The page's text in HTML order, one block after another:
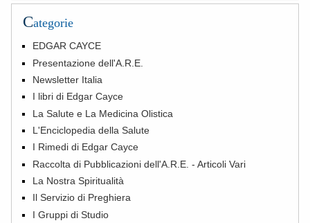
Categorie
EDGAR CAYCE
Presentazione dell'A.R.E.
Newsletter Italia
I libri di Edgar Cayce
La Salute e La Medicina Olistica
L'Enciclopedia della Salute
I Rimedi di Edgar Cayce
Raccolta di Pubblicazioni dell'A.R.E. - Articoli Vari
La Nostra Spiritualità
Il Servizio di Preghiera
I Gruppi di Studio